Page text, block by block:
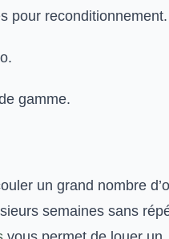
pour reconditionnement.
gamme.
un grand nombre
semaines sans